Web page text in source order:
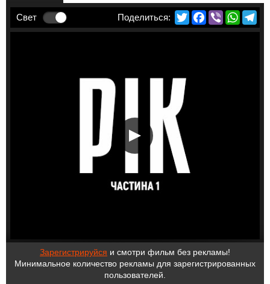
Свет TwitterFacebook
Viber
Зарегистрируйся и смотри фильм без рекламы!
Минимальное количество рекламы для зарегистрированных
пользователей.